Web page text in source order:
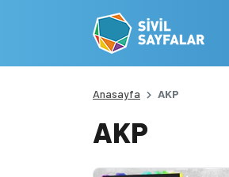
Anasayfa AKP
AKP